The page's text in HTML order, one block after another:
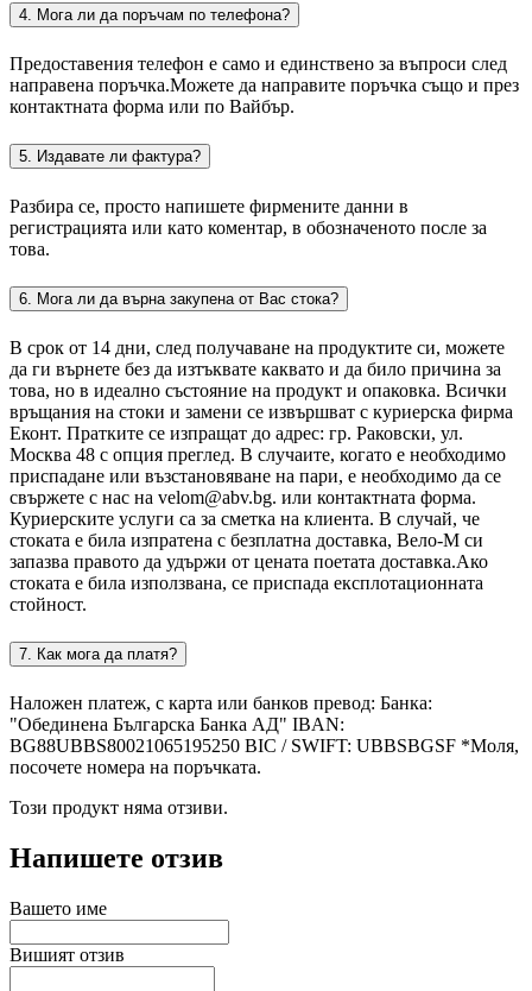
4. Мога ли да поръчам по телефона?
Предоставения телефон е само и единствено за въпроси след
направена поръчка.Можете да направите поръчка също и през
контактната форма или по Вайбър.
5. Издавате ли фактура?
Разбира се, просто напишете фирмените данни в
регистрацията или като коментар, в обозначеното после за
това.
6. Мога ли да върна закупена от Вас стока?
В срок от 14 дни, след получаване на продуктите си, можете
да ги върнете без да изтъквате каквато и да било причина за
това, но в идеално състояние на продукт и опаковка. Всички
връщания на стоки и замени се извършват с куриерска фирма
Еконт. Пратките се изпращат до адрес: гр. Раковски, ул.
Москва 48 с опция преглед. В случаите, когато е необходимо
приспадане или възстановяване на пари, е необходимо да се
свържете с нас на velom@abv.bg. или контактната форма.
Куриерските услуги са за сметка на клиента. В случай, че
стоката е била изпратена с безплатна доставка, Вело-М си
запазва правото да удържи от цената поетата доставка.Ако
стоката е била използвана, се приспада експлотационната
стойност.
7. Как мога да платя?
Наложен платеж, с карта или банков превод: Банка:
"Обединена Българска Банка АД" IBAN:
BG88UBBS80021065195250 BIC / SWIFT: UBBSBGSF *Моля,
посочете номера на поръчката.
Този продукт няма отзиви.
Напишете отзив
Вашето име
Вишият отзив